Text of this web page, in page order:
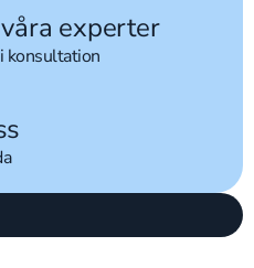
experter
konsultation